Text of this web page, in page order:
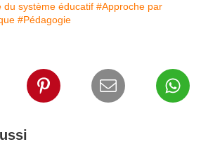
du système éducatif #Approche par
#Pédagogie